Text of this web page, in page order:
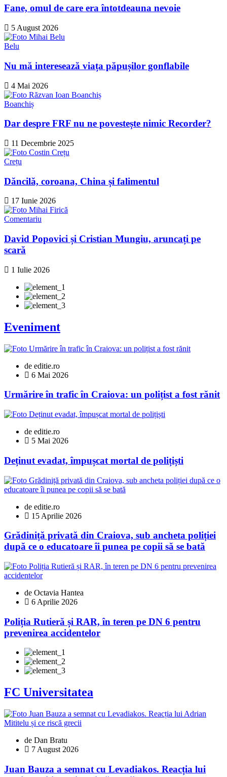
Fane, omul de care era întotdeauna nevoie
5 August 2026
Belu
Nu mă interesează viața păpușilor gonflabile
4 Mai 2026
Boanchiș
Dar despre FRF nu ne povestește nimic Recorder?
11 Decembrie 2025
Crețu
Dăncilă, coroana, China și falimentul
17 Iunie 2026
Comentariu
David Popovici și Cristian Mungiu, aruncați pe
scară
1 Iulie 2026
Eveniment
de editie.ro
6 Mai 2026
Urmărire în trafic în Craiova: un polițist a fost rănit
de editie.ro
5 Mai 2026
Deținut evadat, împușcat mortal de polițiști
de editie.ro
15 Aprilie 2026
Grădiniță privată din Craiova, sub ancheta poliției
după ce o educatoare îi punea pe copii să se bată
de Octavia Hantea
6 Aprilie 2026
Poliția Rutieră și RAR, în teren pe DN 6 pentru
prevenirea accidentelor
FC Universitatea
de Dan Bratu
7 August 2026
Juan Bauza a semnat cu Levadiakos. Reacția lui